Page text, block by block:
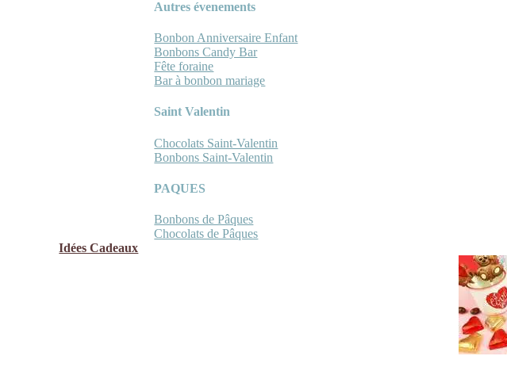
Autres évenements
Bonbon Anniversaire Enfant
Bonbons Candy Bar
Fête foraine
Bar à bonbon mariage
Saint Valentin
Chocolats Saint-Valentin
Bonbons Saint-Valentin
PAQUES
Bonbons de Pâques
Chocolats de Pâques
Idées Cadeaux